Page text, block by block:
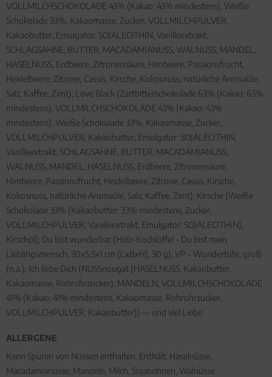
VOLLMILCHSCHOKOLADE 43% (Kakao: 43% mindestens), Weiße
Schokolade 33%, Kakaomasse, Zucker, VOLLMILCHPULVER,
Kakaobutter, Emulgator: SOJALECITHIN, Vanilleextrakt,
SCHLAGSAHNE, BUTTER, MACADAMIANUSS, WALNUSS, MANDEL,
HASELNUSS, Erdbeere, Zitronensäure, Himbeere, Passionsfrucht,
Heidelbeere, Zitrone, Cassis, Kirsche, Kokosnuss, natürliche Aromaöle,
Salz, Kaffee, Zimt); Love Black (Zartbitterschokolade 63% (Kakao: 63%
mindestens), VOLLMILCHSCHOKOLADE 43% (Kakao: 43%
mindestens), Weiße Schokolade 33%, Kakaomasse, Zucker,
VOLLMILCHPULVER, Kakaobutter, Emulgator: SOJALECITHIN,
Vanilleextrakt, SCHLAGSAHNE, BUTTER, MACADAMIANUSS,
WALNUSS, MANDEL, HASELNUSS, Erdbeere, Zitronensäure,
Himbeere, Passionsfrucht, Heidelbeere, Zitrone, Cassis, Kirsche,
Kokosnuss, natürliche Aromaöle, Salz, Kaffee, Zimt); Kirsche (Weiße
Schokolade 33% (Kakaobutter: 33% mindestens, Zucker,
VOLLMILCHPULVER, Vanilleextrakt, Emulgator: SOJALECITHIN),
Kirschöl); Du bist wunderbar (Holz-Kochlöffel - Du bist mein
Lieblingsmensch, 30x5,5x1 cm (LxBxH), 30 g); VP - Wundertüte, groß
(n.a.); Ich liebe Dich (NUSSnougat (HASELNUSS, Kakaobutter,
Kakaomasse, Rohrohrzucker), MANDELN, VOLLMILCHSCHOKOLADE
41% (Kakao: 41% mindestens, Kakaomasse, Rohrohrzucker,
VOLLMILCHPULVER, Kakaobutter)) — und viel Liebe.
ALLERGENE
Kann Spuren von Nüssen enthalten. Enthält: Haselnüsse,
Macadamianüsse, Mandeln, Milch, Sojabohnen, Walnüsse.